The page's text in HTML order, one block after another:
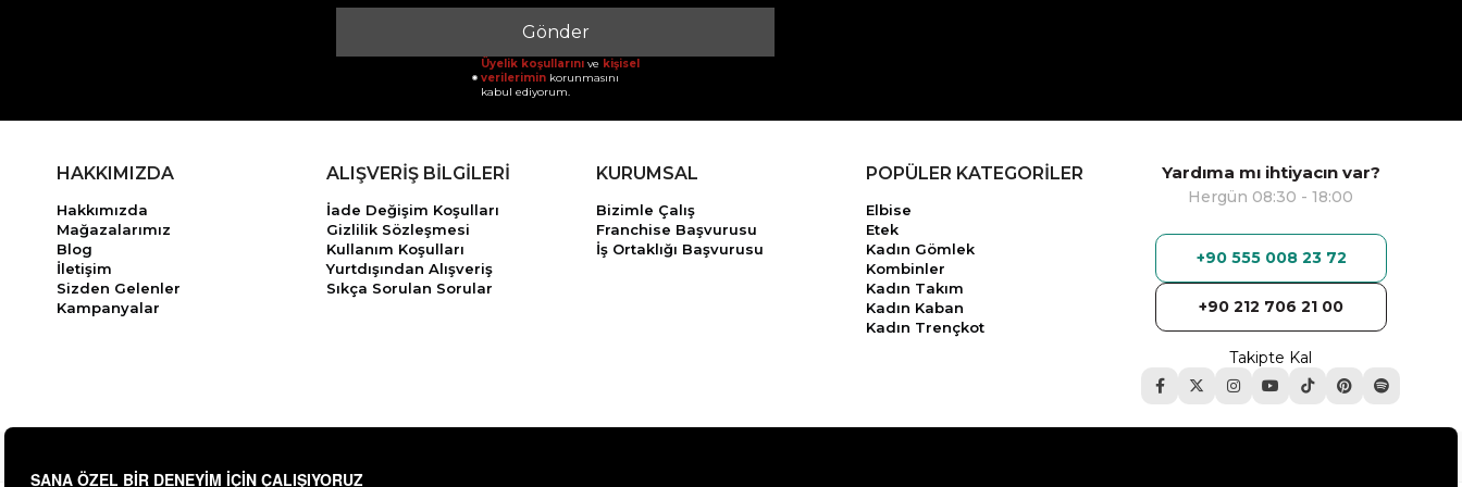
Gönder
Üyelik koşullarını ve kişisel
verilerimin korunmasını
kabul ediyorum.
HAKKIMIZDA
Hakkımızda
Mağazalarımız
Blog
İletişim
Sizden Gelenler
Kampanyalar
ALIŞVERİŞ BİLGİLERİ
İade Değişim Koşulları
Gizlilik Sözleşmesi
Kullanım Koşulları
Yurtdışından Alışveriş
Sıkça Sorulan Sorular
KURUMSAL
Bizimle Çalış
Franchise Başvurusu
İş Ortaklığı Başvurusu
POPÜLER KATEGORİLER
Elbise
Etek
Kadın Gömlek
Kombinler
Kadın Takım
Kadın Kaban
Kadın Trençkot
Yardıma mı ihtiyacın var?
Hergün 08:30 - 18:00
+90 555 008 23 72
+90 212 706 21 00
Takipte Kal